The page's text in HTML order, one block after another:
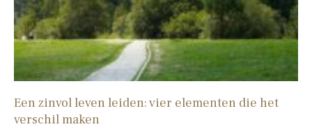
Een zinvol leven leiden: vier elementen die het
verschil maken